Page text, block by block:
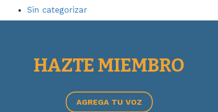
Sin categorizar
HAZTE MIEMBRO
AGREGA TU VOZ